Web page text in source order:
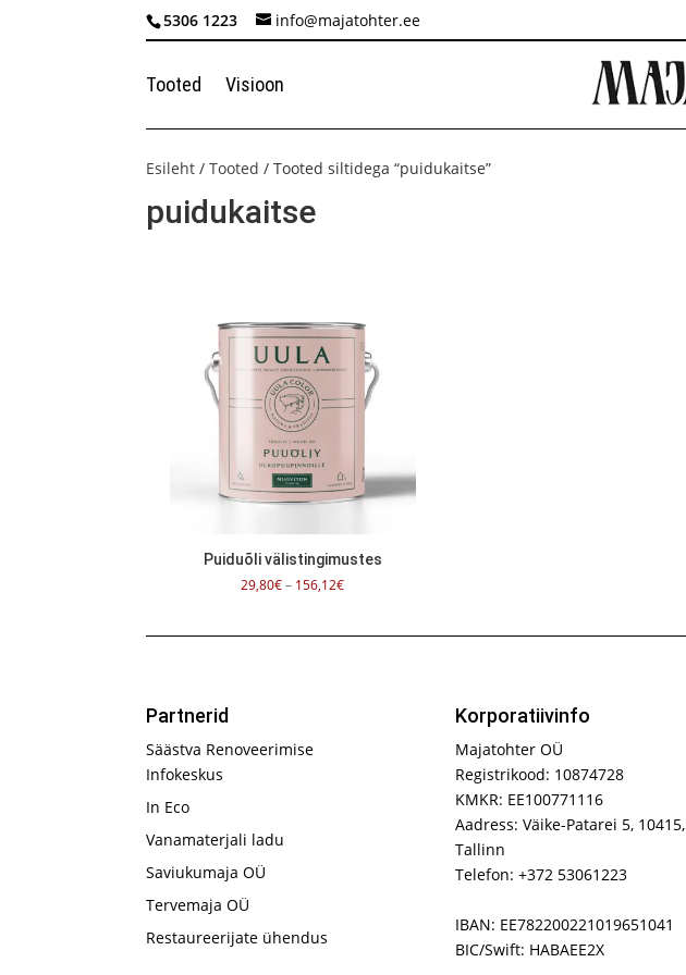
5306 1223 info@majatohter.ee
Tooted Visioon
Esileht /Tooted / Tooted siltidega “puidukaitse”
puidukaitse
Puiduõli välistingimustes
29,80€– 156,12€Hinnavahemik:
Partnerid
Säästva Renoveerimise
Infokeskus
In Eco
Vanamaterjali ladu
Saviukumaja OÜ
Tervemaja OÜ
Restaureerijate ühendus
Korporatiivinfo
Majatohter OÜ
Registrikood: 10874728
KMKR: EE100771116
Aadress: Väike-Patarei 5, 10415,
Tallinn
Telefon: +372 53061223
IBAN: EE782200221019651041
BIC/Swift: HABAEE2X